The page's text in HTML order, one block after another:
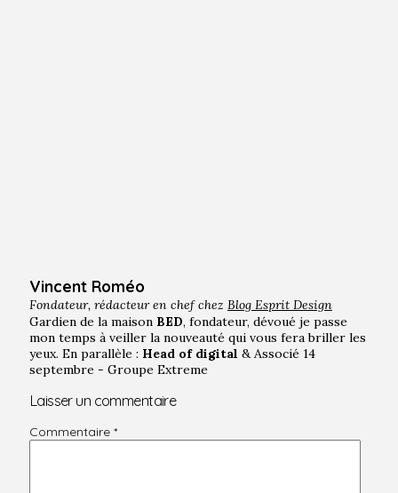
Vincent Roméo
Fondateur, rédacteur en chef chez Blog Esprit Design
Gardien de la maison BED, fondateur, dévoué je passe
mon temps à veiller la nouveauté qui vous fera briller les
yeux. En parallèle : Head of digital & Associé 14
septembre - Groupe Extreme
Laisser un commentaire
Commentaire *